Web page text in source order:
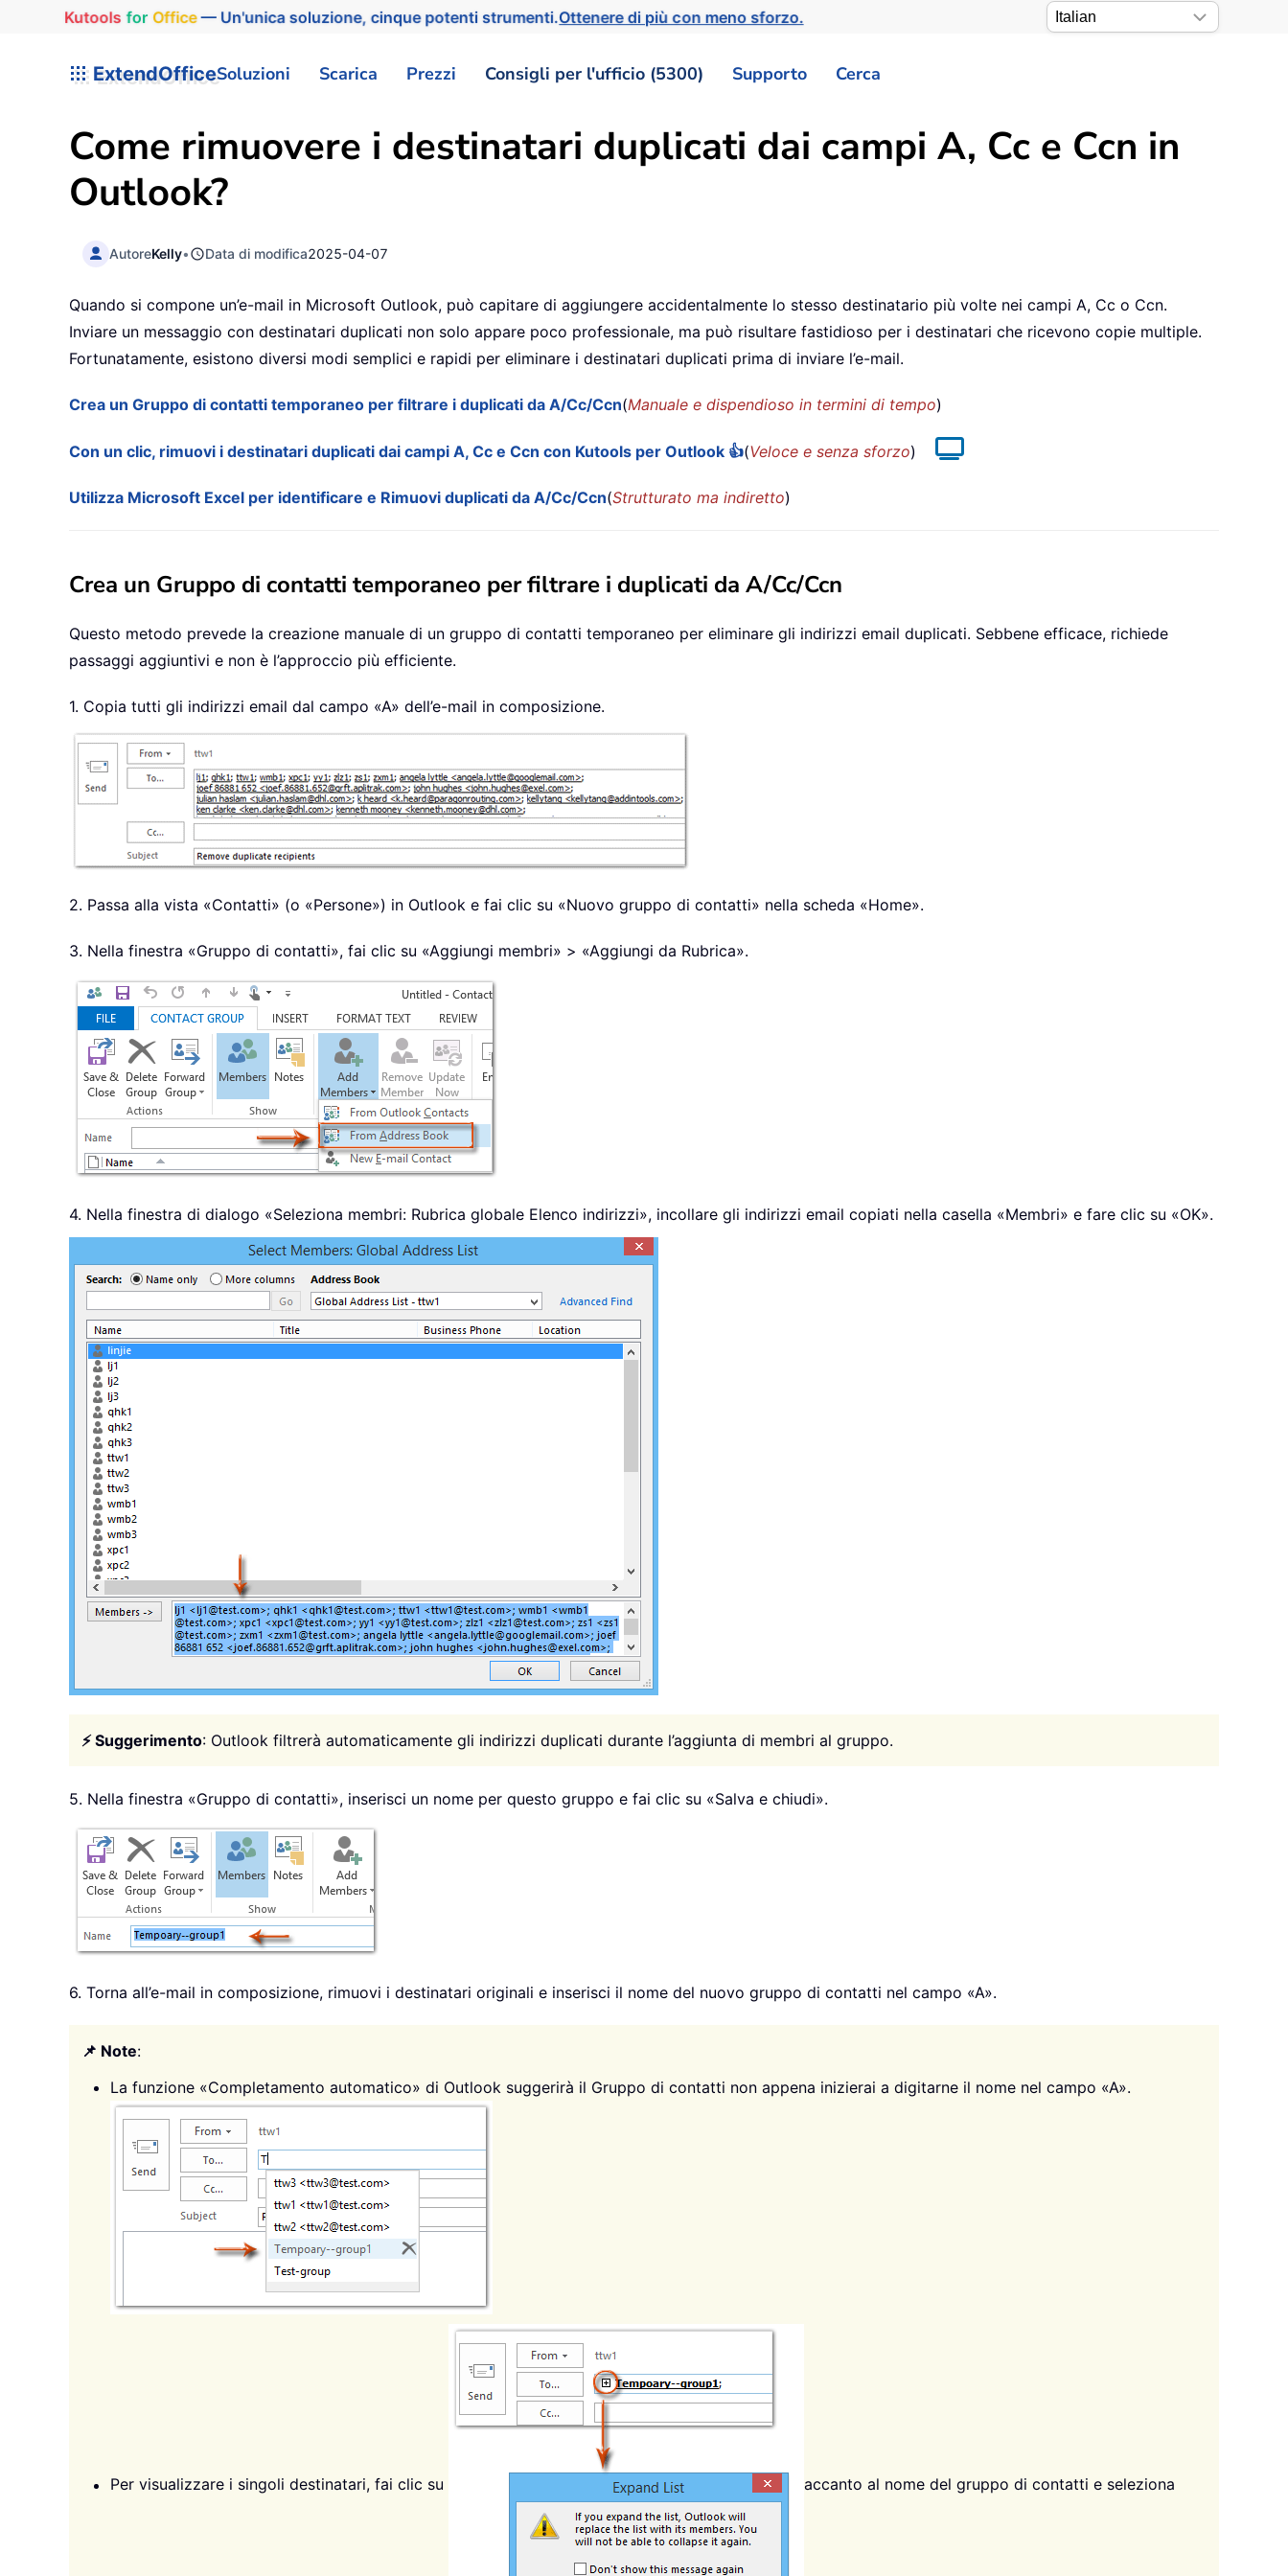
Kutools for Office— Un'unica soluzione, cinque potenti strumenti.Ottenere di più con meno sforzo.
ExtendOfficeSoluzioni Scarica Prezzi Consigli per l'ufficio (5300) Supporto Cerca
Come rimuovere i destinatari duplicati dai campi A, Cc e Ccn in
Outlook?
AutoreKelly• Data di modifica2025-04-07
Quando si compone un’e-mail in Microsoft Outlook, può capitare di aggiungere accidentalmente lo stesso destinatario più volte nei campi A, Cc o Ccn.
Inviare un messaggio con destinatari duplicati non solo appare poco professionale, ma può risultare fastidioso per i destinatari che ricevono copie multiple.
Fortunatamente, esistono diversi modi semplici e rapidi per eliminare i destinatari duplicati prima di inviare l’e-mail.
Crea un Gruppo di contatti temporaneo per filtrare i duplicati da A/Cc/Ccn(Manuale e dispendioso in termini di tempo)
Con un clic, rimuovi i destinatari duplicati dai campi A, Cc e Ccn con Kutools per Outlook 👍(Veloce e senza sforzo)
Utilizza Microsoft Excel per identificare e Rimuovi duplicati da A/Cc/Ccn(Strutturato ma indiretto)
Crea un Gruppo di contatti temporaneo per filtrare i duplicati da A/Cc/Ccn
Questo metodo prevede la creazione manuale di un gruppo di contatti temporaneo per eliminare gli indirizzi email duplicati. Sebbene efficace, richiede
passaggi aggiuntivi e non è l’approccio più efficiente.
1. Copia tutti gli indirizzi email dal campo «A» dell’e-mail in composizione.
2. Passa alla vista «Contatti» (o «Persone») in Outlook e fai clic su «Nuovo gruppo di contatti» nella scheda «Home».
3. Nella finestra «Gruppo di contatti», fai clic su «Aggiungi membri» > «Aggiungi da Rubrica».
4. Nella finestra di dialogo «Seleziona membri: Rubrica globale Elenco indirizzi», incollare gli indirizzi email copiati nella casella «Membri» e fare clic su «OK».
⚡ Suggerimento: Outlook filtrerà automaticamente gli indirizzi duplicati durante l’aggiunta di membri al gruppo.
5. Nella finestra «Gruppo di contatti», inserisci un nome per questo gruppo e fai clic su «Salva e chiudi».
6. Torna all’e-mail in composizione, rimuovi i destinatari originali e inserisci il nome del nuovo gruppo di contatti nel campo «A».
📌 Note:
La funzione «Completamento automatico» di Outlook suggerirà il Gruppo di contatti non appena inizierai a digitarne il nome nel campo «A».
Per visualizzare i singoli destinatari, fai clic su accanto al nome del gruppo di contatti e seleziona